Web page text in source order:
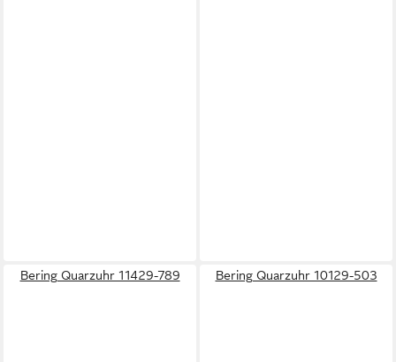
Bering Quarzuhr 11429-789 Bering Quarzuhr 10129-503